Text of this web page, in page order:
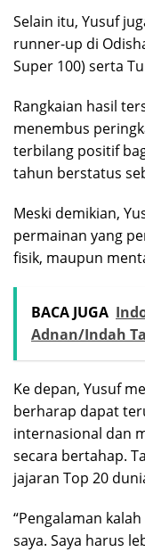
Selain itu, Yusuf
runner-up di
Super 100) serta
Rangkaian hasil
menembus
terbilang positif
tahun berstatus
Meski demikian,
permainan yang
fisik, maupun
BACA JUGA
Adnan/Indah
Ke depan, Yusuf
berharap dapat
internasional dan
secara bertahap.
jajaran Top 20
“Pengalaman
saya. Saya harus